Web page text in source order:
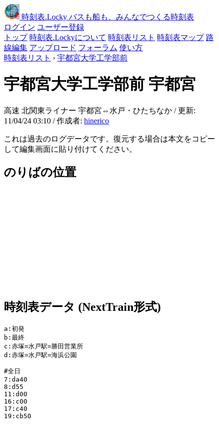
時刻表.Locky バスも船も、みんなでつくる時刻表
ログイン ユーザー登録
トップ 時刻表.Lockyについて 時刻表リスト 時刻表マップ 路
線編集 アップロード フォーラム 使い方
時刻表リスト › 宇都宮大学工学部前
宇都宮大学工学部前 宇都宮
高速 北関東ライナー 宇都宮⇔水戸・ひたちなか / 更新:
11/04/24 03:10 / 作成者: hinerico
これは過去のログデータです。復元する場合は本文をコピー
して編集画面に貼り付けてください。
のりばの位置
時刻表データ (NextTrain形式)
a:初発
b:最終
c:赤塚=水戸駅=勝田営業所
d:赤塚=水戸駅=海浜公園
#全日
7:da40
8:d55
11:d00
16:c00
17:c40
19:cb50